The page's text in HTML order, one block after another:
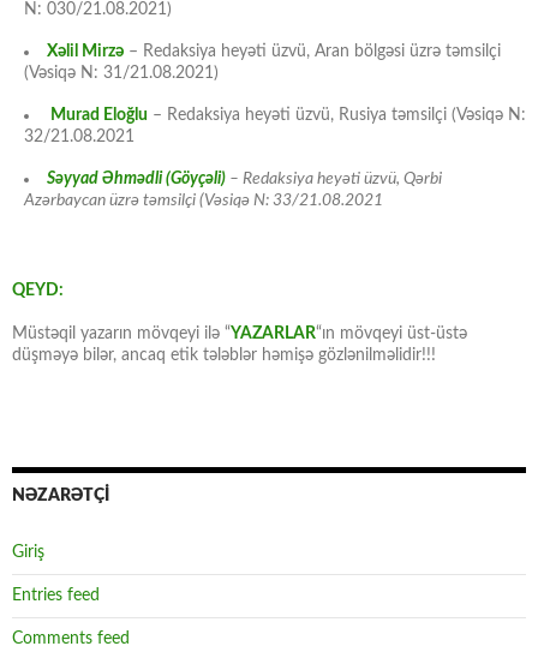
N: 030/21.08.2021)
Xəlil Mirzə – Redaksiya heyəti üzvü, Aran bölgəsi üzrə təmsilçi
(Vəsiqə N: 31/21.08.2021)
Murad Eloğlu – Redaksiya heyəti üzvü, Rusiya təmsilçi (Vəsiqə N:
32/21.08.2021
Səyyad Əhmədli (Göyçəli) – Redaksiya heyəti üzvü, Qərbi
Azərbaycan üzrə təmsilçi (Vəsiqə N: 33/21.08.2021
QEYD:
Müstəqil yazarın mövqeyi ilə “YAZARLAR“ın mövqeyi üst-üstə
düşməyə bilər, ancaq etik tələblər həmişə gözlənilməlidir!!!
NƏZARƏTÇİ
Giriş
Entries feed
Comments feed